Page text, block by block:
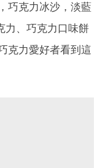
巧克力冰沙，淡藍
力、巧克力口味餅
克力愛好者看到這